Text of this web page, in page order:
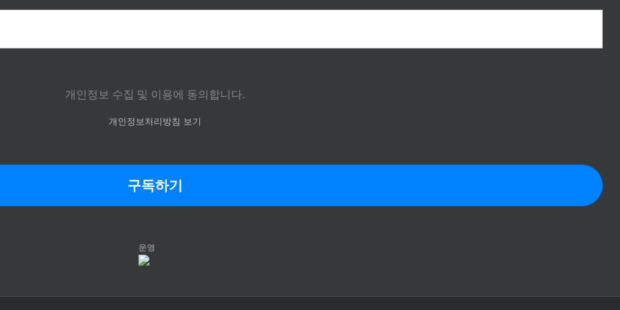
개인정보 수집 및 이용에 동의합니다.
개인정보처리방침 보기
운영